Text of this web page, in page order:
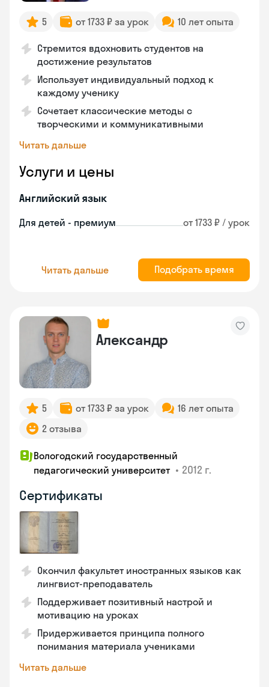
5 от 1733 ₽ за урок 10 лет опыта
Стремится вдохновить студентов на
достижение результатов
Использует индивидуальный подход к
каждому ученику
Сочетает классические методы с
творческими и коммуникативными
Читать дальше
Услуги и цены
Английский язык
Для детей - премиум от 1733 ₽ / урок
Читать дальше Подобрать время
Александр
5 от 1733 ₽ за урок
16 лет опыта
2 отзыва
Вологодский государственный
педагогический университет • 2012 г.
Сертификаты
Окончил факультет иностранных языков как
лингвист-преподаватель
Поддерживает позитивный настрой и
мотивацию на уроках
Придерживается принципа полного
понимания материала учениками
Читать дальше